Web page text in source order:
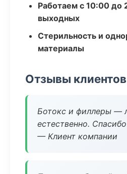
Работаем с 10:00 до
выходных
Стерильность и
материалы
Отзывы клиентов
Ботокс и филлеры —
естественно.
— Клиент компании